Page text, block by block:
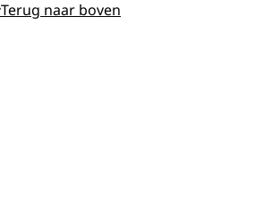
Terug naar boven